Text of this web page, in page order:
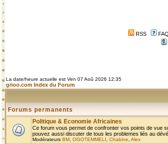
RSS FAQ
La date/heure actuelle est Ven 07 Aoû 2026 12:35
grioo.com Index du Forum
Forums permanents
Politique & Economie Africaines
Ce forum vous permet de confronter vos points de vue
pouvez aussi discuter de tous les problemes liés au
Modérateurs BM OGOTEMMELI Chabine Alex